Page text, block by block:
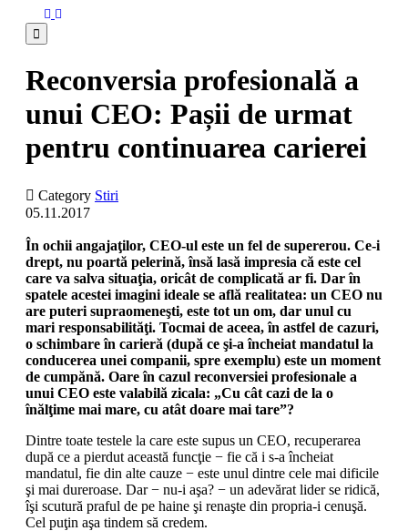

Reconversia profesională a
unui CEO: Pașii de urmat
pentru continuarea carierei
 Category Stiri
05.11.2017
În ochii angajaţilor, CEO-ul este un fel de supererou. Ce-i
drept, nu poartă pelerină, însă lasă impresia că este cel
care va salva situaţia, oricât de complicată ar fi. Dar în
spatele acestei imagini ideale se află realitatea: un CEO nu
are puteri supraomeneşti, este tot un om, dar unul cu
mari responsabilităţi. Tocmai de aceea, în astfel de cazuri,
o schimbare în carieră (după ce şi-a încheiat mandatul la
conducerea unei companii, spre exemplu) este un moment
de cumpănă. Oare în cazul reconversiei profesionale a
unui CEO este valabilă zicala: „Cu cât cazi de la o
înălţime mai mare, cu atât doare mai tare”?
Dintre toate testele la care este supus un CEO, recuperarea
după ce a pierdut această funcţie − fie că i s-a încheiat
mandatul, fie din alte cauze − este unul dintre cele mai dificile
şi mai dureroase. Dar − nu-i aşa? − un adevărat lider se ridică,
îşi scutură praful de pe haine şi renaşte din propria-i cenuşă.
Cel puţin aşa tindem să credem.